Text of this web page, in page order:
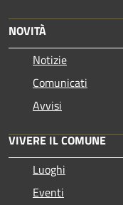
NOVITÀ
Notizie
Comunicati
Avvisi
VIVERE IL COMUNE
Luoghi
Eventi